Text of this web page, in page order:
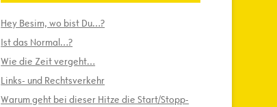
Hey Besim, wo bist Du…?
Ist das Normal…?
Wie die Zeit vergeht…
Links- und Rechtsverkehr
Warum geht bei dieser Hitze die Start/Stopp-